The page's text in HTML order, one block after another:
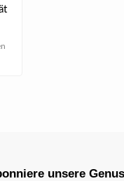
unsere